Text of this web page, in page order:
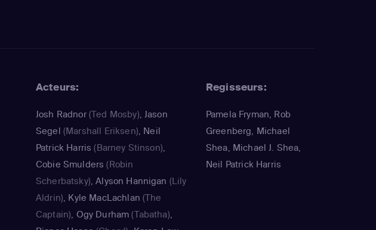
Acteurs:
Josh Radnor(Ted Mosby) Jason
Segel (Marshall Eriksen) Neil
Patrick Harris (Barney Stinson)
Cobie Smulders (Robin
Scherbatsky) ,Alyson Hannigan (Lily
Aldrin) Kyle MacLachlan (The
Captain) Ogy Durham (Tabatha)
Regisseurs:
Pamela Fryman, Rob
Greenberg, Michael
Shea, Michael J. Shea,
Neil Patrick Harris